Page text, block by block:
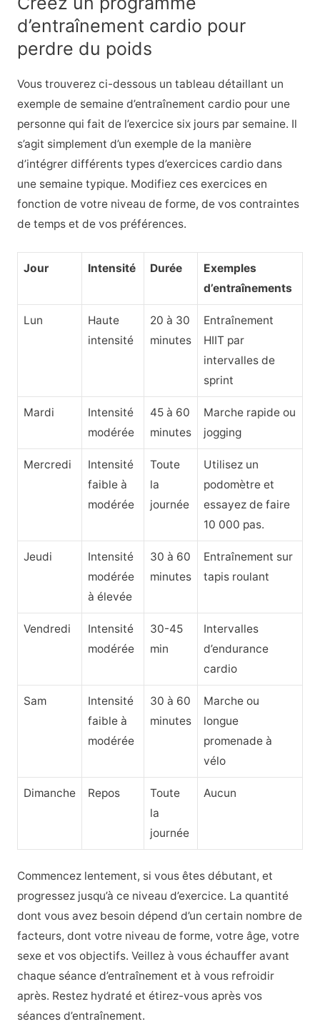
d’entraînement cardio pour
perdre du poids
Vous trouverez ci-dessous un tableau détaillant un
exemple de semaine d’entraînement cardio pour une
personne qui fait de l’exercice six jours par semaine. Il
s’agit simplement d’un exemple de la manière
d’intégrer différents types d’exercices cardio dans
une semaine typique. Modifiez ces exercices en
fonction de votre niveau de forme, de vos contraintes
de temps et de vos préférences.
Jour Intensité Durée
Exemples
d’entraînements
Lun
Haute
intensité
20 à 30
minutes
Entraînement
HIIT par
intervalles de
sprint
Mardi
Intensité
modérée
45 à 60
minutes
Marche rapide ou
jogging
Mercredi
Intensité
faible à
modérée
Toute
la
journée
Utilisez un
podomètre et
essayez de faire
10 000 pas.
Jeudi
Intensité
modérée
à élevée
30 à 60
minutes
Entraînement sur
tapis roulant
Vendredi
Intensité
modérée
30-45
min
Intervalles
d’endurance
cardio
Sam
Intensité
faible à
modérée
30 à 60
minutes
Marche ou
longue
promenade à
vélo
Dimanche Repos
Toute
la
journée
Aucun
Commencez lentement, si vous êtes débutant, et
progressez jusqu’à ce niveau d’exercice. La quantité
dont vous avez besoin dépend d’un certain nombre de
facteurs, dont votre niveau de forme, votre âge, votre
sexe et vos objectifs. Veillez à vous échauffer avant
chaque séance d’entraînement et à vous refroidir
après. Restez hydraté et étirez-vous après vos
séances d’entraînement.